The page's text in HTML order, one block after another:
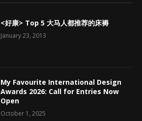
<好康> Top 5 大马人都推荐的床褥
January 23, 2013
My Favourite International Design
Awards 2026: Call for Entries Now
Open
October 1, 2025